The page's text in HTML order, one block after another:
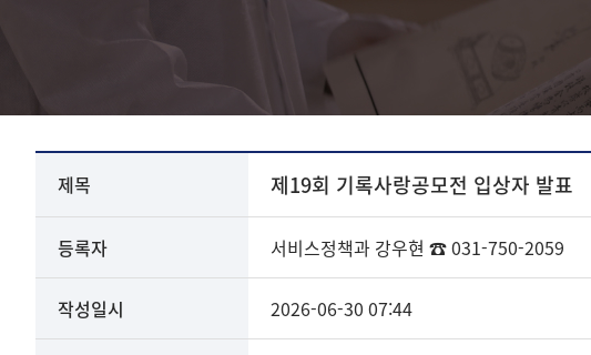
상세제목 제19회 기록사랑공모전 입상자 발표
등록자 서비스정책과 강우현 ☎ 031-750-2059
작성일시 2026-06-30 07:44